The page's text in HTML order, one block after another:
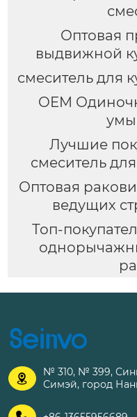
Оптовая
выдвижной
смеситель для
OEM
Лучшие
смеситель
Оптовая
ведущих
Топ-

№ 310, № 399,
Симэй, город